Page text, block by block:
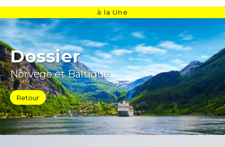
à la Une
Dossier
Norvège et Baltique
Retour